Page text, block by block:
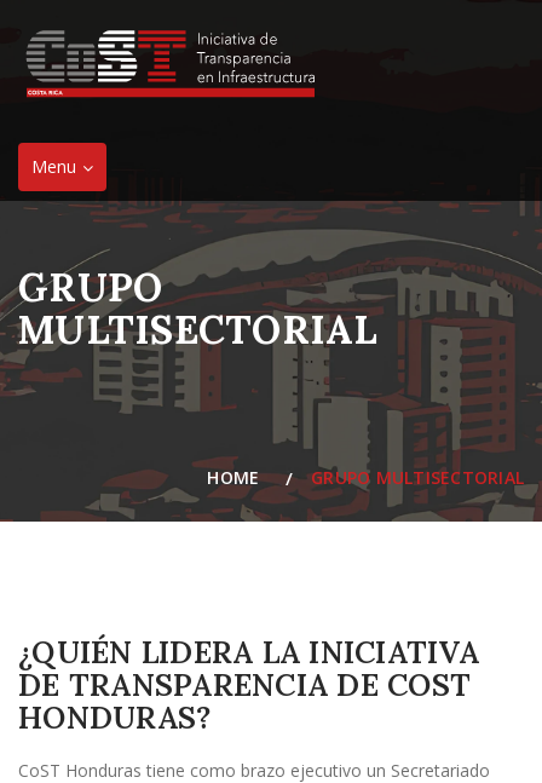
Toggle
navigation
Menu
GRUPO
MULTISECTORIAL
HOME GRUPO MULTISECTORIAL
¿QUIÉN LIDERA LA INICIATIVA
DE TRANSPARENCIA DE COST
HONDURAS?
CoST Honduras tiene como brazo ejecutivo un Secretariado